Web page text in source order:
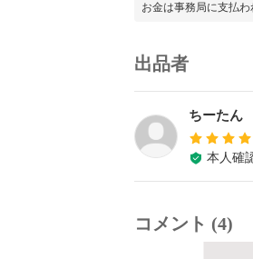
お金は事務局に支払
出品者
ちーたん
本人確
コメント (4)